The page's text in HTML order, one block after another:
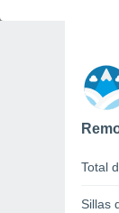
Total
Sillas